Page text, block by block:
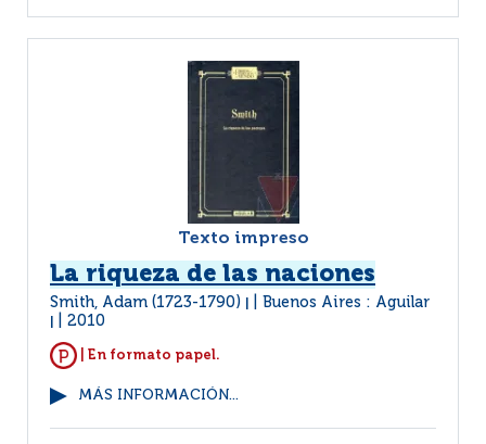
Texto impreso
La riqueza de las naciones
Smith, Adam (1723-1790) Buenos Aires : Aguilar
2010
| En formato papel.
MÁS INFORMACIÓN...